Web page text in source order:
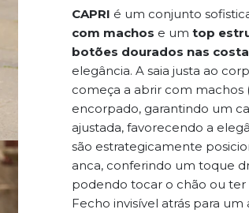
CAPRI é um conjunto
com machos e um top
botões dourados nas
elegância. A saia justa ao
começa a abrir com
encorpado, garantindo um
ajustada, favorecendo a
são estrategicamente
anca, conferindo um toque
podendo tocar o chão ou
Fecho invisível atrás para